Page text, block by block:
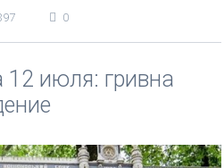
0
12 июля: гривна